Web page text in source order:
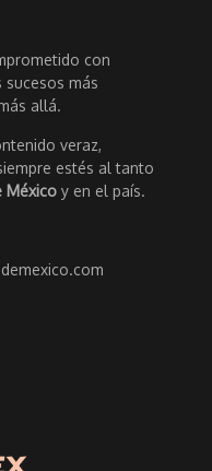
con
más
allá.
veraz,
estés al tanto
México y en el país.